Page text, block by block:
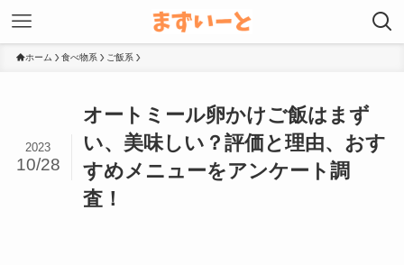
ホーム 食べ物系 ご飯系
オートミール卵かけご飯はまず
い、美味しい？評価と理由、おす
すめメニューをアンケート調
査！
2023
10/28